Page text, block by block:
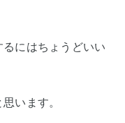
にはちょうどいい
います。